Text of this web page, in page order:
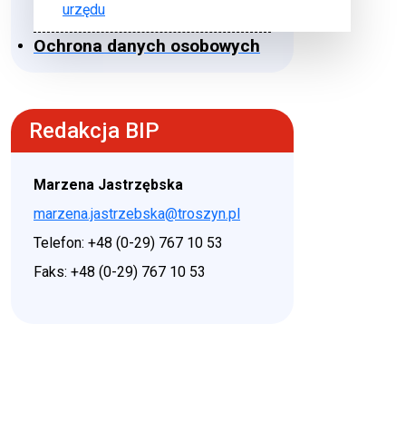
urzędu
Ochrona danych osobowych
Redakcja BIP
Marzena Jastrzębska
marzena.jastrzebska@troszyn.pl
Telefon: +48 (0-29) 767 10 53
Faks: +48 (0-29) 767 10 53